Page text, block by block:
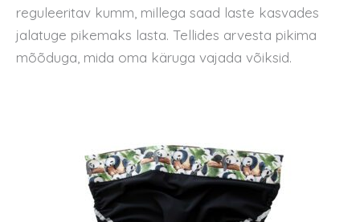
reguleeritav kumm, millega saad laste kasvades
jalatuge pikemaks lasta. Tellides arvesta pikima
mõõduga, mida oma käruga vajada võiksid.